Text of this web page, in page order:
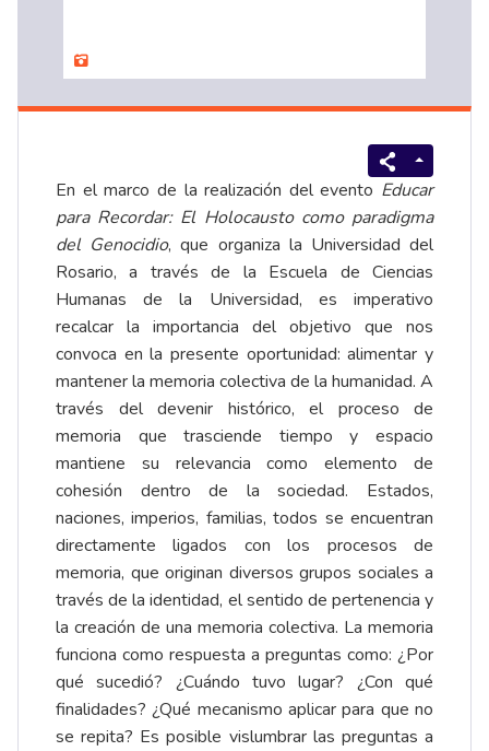
En el marco de la realización del evento Educar
para Recordar: El Holocausto como paradigma
del Genocidio, que organiza la Universidad del
Rosario, a través de la Escuela de Ciencias
Humanas de la Universidad, es imperativo
recalcar la importancia del objetivo que nos
convoca en la presente oportunidad: alimentar y
mantener la memoria colectiva de la humanidad. A
través del devenir histórico, el proceso de
memoria que trasciende tiempo y espacio
mantiene su relevancia como elemento de
cohesión dentro de la sociedad. Estados,
naciones, imperios, familias, todos se encuentran
directamente ligados con los procesos de
memoria, que originan diversos grupos sociales a
través de la identidad, el sentido de pertenencia y
la creación de una memoria colectiva. La memoria
funciona como respuesta a preguntas como: ¿Por
qué sucedió? ¿Cuándo tuvo lugar? ¿Con qué
finalidades? ¿Qué mecanismo aplicar para que no
se repita? Es posible vislumbrar las preguntas a